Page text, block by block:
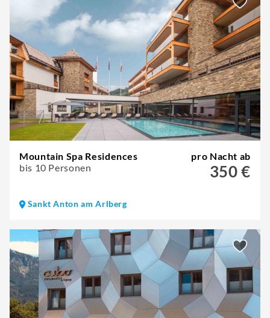
Mountain Spa Residences
bis 10 Personen
pro Nacht ab
350 €
Sankt Anton am Arlberg